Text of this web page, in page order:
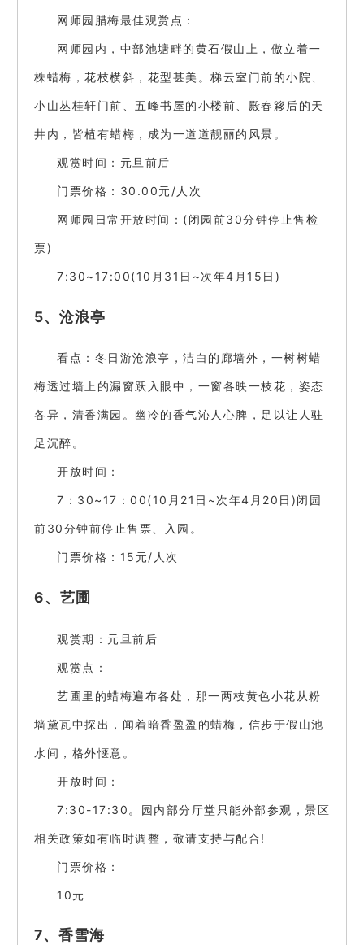
网师园腊梅最佳观赏点：
网师园内，中部池塘畔的黄石假山上，傲立着一
株蜡梅，花枝横斜，花型甚美。梯云室门前的小院、
小山丛桂轩门前、五峰书屋的小楼前、殿春簃后的天
井内，皆植有蜡梅，成为一道道靓丽的风景。
观赏时间：元旦前后
门票价格：30.00元/人次
网师园日常开放时间：(闭园前30分钟停止售检
票)
7:30~17:00(10月31日~次年4月15日)
5、沧浪亭
看点：冬日游沧浪亭，洁白的廊墙外，一树树蜡
梅透过墙上的漏窗跃入眼中，一窗各映一枝花，姿态
各异，清香满园。幽冷的香气沁人心脾，足以让人驻
足沉醉。
开放时间：
7：30~17：00(10月21日~次年4月20日)闭园
前30分钟前停止售票、入园。
门票价格：15元/人次
6、艺圃
观赏期：元旦前后
观赏点：
艺圃里的蜡梅遍布各处，那一两枝黄色小花从粉
墙黛瓦中探出，闻着暗香盈盈的蜡梅，信步于假山池
水间，格外惬意。
开放时间：
7:30-17:30。园内部分厅堂只能外部参观，景区
相关政策如有临时调整，敬请支持与配合!
门票价格：
10元
7、香雪海